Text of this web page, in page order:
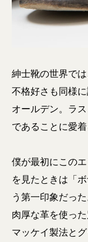
紳士靴の世界で
不格好さも同様
オールデン。ラ
であることに愛
僕が最初にこの
を見たときは「
う第一印象だっ
肉厚な革を使っ
マッケイ製法と